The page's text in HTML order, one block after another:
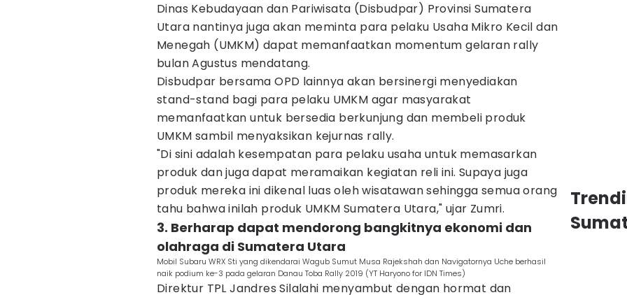
Dinas Kebudayaan dan Pariwisata (Disbudpar) Provinsi Sumatera
Utara nantinya juga akan meminta para pelaku Usaha Mikro Kecil dan
Menegah (UMKM) dapat memanfaatkan momentum gelaran rally
bulan Agustus mendatang.
Disbudpar bersama OPD lainnya akan bersinergi menyediakan
stand-stand bagi para pelaku UMKM agar masyarakat
memanfaatkan untuk bersedia berkunjung dan membeli produk
UMKM sambil menyaksikan kejurnas rally.
"Di sini adalah kesempatan para pelaku usaha untuk memasarkan
produk dan juga dapat meramaikan kegiatan reli ini. Supaya juga
produk mereka ini dikenal luas oleh wisatawan sehingga semua orang
tahu bahwa inilah produk UMKM Sumatera Utara," ujar Zumri.
3. Berharap dapat mendorong bangkitnya ekonomi dan
olahraga di Sumatera Utara
Mobil Subaru WRX Sti yang dikendarai Wagub Sumut Musa Rajekshah dan Navigatornya Uche berhasil
naik podium ke-3 pada gelaran Danau Toba Rally 2019 (YT Haryono for IDN Times)
Direktur TPL Jandres Silalahi menyambut dengan hormat dan